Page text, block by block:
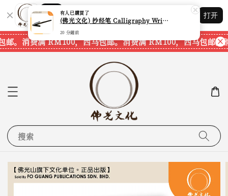
Shopping: 追踪您的订单
您信赖的商店
打开
。消费满 RM100，西马包邮。消费满 RM100，西马包邮。消
搜索